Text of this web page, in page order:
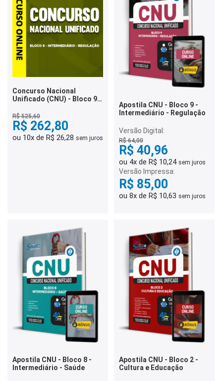
Concurso Nacional
Unificado (CNU) - Bloco 9 -
R$ 525,60
R$ 262,80
ou 10x de R$ 26,28 sem juros
Apostila CNU - Bloco 9 -
Intermediário - Regulação
Versão Digital:
R$ 64,00
R$ 40,96
ou 4x de R$ 10,24 sem juros
Versão Impressa:
R$ 85,00
ou 8x de R$ 10,63 sem juros
Apostila CNU - Bloco 8 -
Intermediário - Saúde
Apostila CNU - Bloco 2 -
Cultura e Educação